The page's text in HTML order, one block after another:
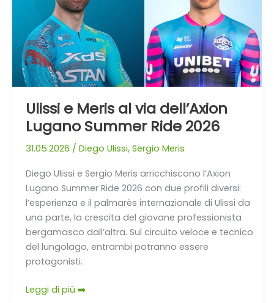
Ulissi e Meris al via dell’Axion
Lugano Summer Ride 2026
31.05.2026 / Diego Ulissi, Sergio Meris
Diego Ulissi e Sergio Meris arricchiscono l’Axion
Lugano Summer Ride 2026 con due profili diversi:
l’esperienza e il palmarès internazionale di Ulissi da
una parte, la crescita del giovane professionista
bergamasco dall’altra. Sul circuito veloce e tecnico
del lungolago, entrambi potranno essere
protagonisti.
dell’Axion
Lugano
Summer
Ride
2026
Leggi di più ➡️